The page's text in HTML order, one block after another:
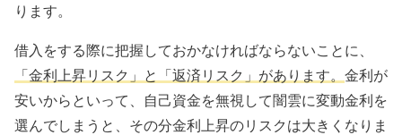
ります。
借入をする際に把握しておかなければならないことに、
「金利上昇リスク」と「返済リスク」があります。 金利が
安いからといって、自己資金を無視して闇雲に変動金利を
選んでしまうと、その分金利上昇のリスクは大きくなりま